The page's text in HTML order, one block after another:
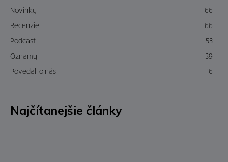
Novinky
66
Recenzie
66
Podcast
53
Oznamy
39
Povedali o nás
16
Najčítanejšie články